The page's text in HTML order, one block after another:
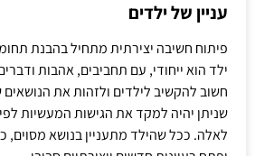
עניין של ילדים
פיתוח חשיבה יצירתית מתחיל בהבנת
ילד הוא ייחודי, עם תחביבים, אהבות
חשוב להקשיב לילדים ולזהות את
שניתן יהיה למקד את הגישות המעשיות
לאלה. ככל שהילד מתעניין בנושא מסוים,